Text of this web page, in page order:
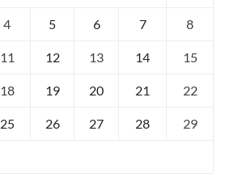
4 5 6 7 8
11 12 13 14 15
18 19 20 21 22
25 26 27 28 29